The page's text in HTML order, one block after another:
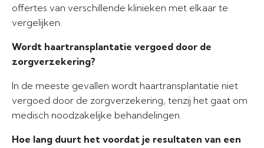
offertes van verschillende klinieken met elkaar te
vergelijken.
Wordt haartransplantatie vergoed door de
zorgverzekering?
In de meeste gevallen wordt haartransplantatie niet
vergoed door de zorgverzekering, tenzij het gaat om
medisch noodzakelijke behandelingen.
Hoe lang duurt het voordat je resultaten van een